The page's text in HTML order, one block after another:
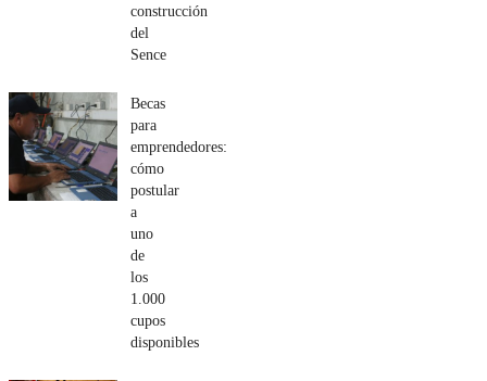
construcción
del
Sence
Becas
para
emprendedores:
cómo
postular
a
uno
de
los
1.000
cupos
disponibles